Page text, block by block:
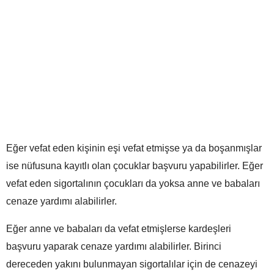
Eğer vefat eden kişinin eşi vefat etmişse ya da boşanmışlar
ise nüfusuna kayıtlı olan çocuklar başvuru yapabilirler. Eğer
vefat eden sigortalının çocukları da yoksa anne ve babaları
cenaze yardımı alabilirler.
Eğer anne ve babaları da vefat etmişlerse kardeşleri
başvuru yaparak cenaze yardımı alabilirler. Birinci
dereceden yakını bulunmayan sigortalılar için de cenazeyi